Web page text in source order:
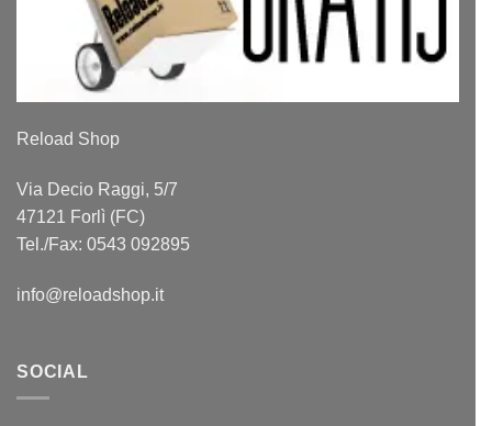
Reload Shop
Via Decio Raggi, 5/7
47121 Forlì (FC)
Tel./Fax: 0543 092895
info@reloadshop.it
SOCIAL